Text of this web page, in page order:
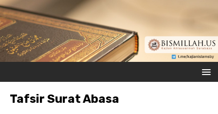
Tafsir Surat Abasa